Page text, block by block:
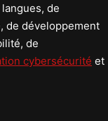
de
de développement
de
cybersécurité et